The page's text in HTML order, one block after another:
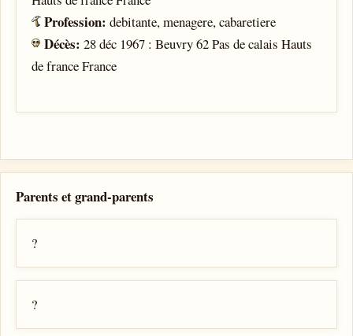
Profession:debitante, menagere, cabaretiere
Décès:28 déc 1967 : Beuvry 62 Pas de calais Hauts
de france France
Parents et grand-parents
?
?